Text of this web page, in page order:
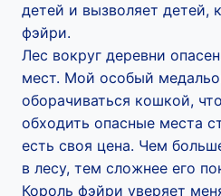
детей и вызволяет детей,
фэйри.
Лес вокруг деревни
мест. Мой особый
оборачиваться кошкой,
обходить опасные места
есть своя цена. Чем
в лесу, тем сложнее его
Король фэйри уверяет